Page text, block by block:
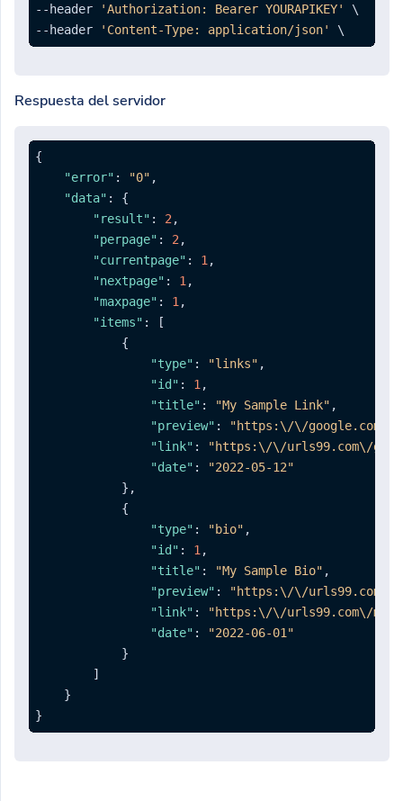
--header 'Authorization: Bearer YOURAPIKEY'
\
--header
'Content-Type: application/json'
Respuesta del servidor
{
"error" : "0" ,
"data" :
{
"result" : 2,
"perpage" : 2,
"currentpage" : 1 ,
"nextpage" : 1 ,
"maxpage" : 1 ,
"items" :
[
{
"type" : "links" ,
"id" : 1 ,
"title" : "My Sample Link" ,
"preview" : "https:\/\/google.com"
"link" :
"https:\/\/urls99.com\/
"date" :
"2022-05-12"
} ,
{
"type" : "bio" ,
"id" : 1 ,
"title" : "My Sample Bio" ,
"preview" :
"https:\/\/urls99.com\/
"link" :
"https:\/\/urls99.com\/
"date" :
"2022-06-01"
}
]
}
}